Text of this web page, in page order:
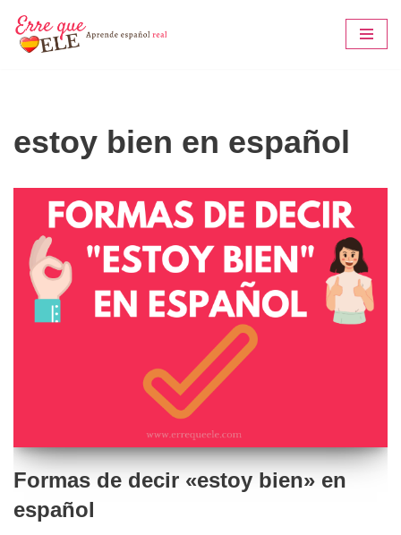
Saltar
estoy bien en español
Formas de decir «estoy bien» en
español